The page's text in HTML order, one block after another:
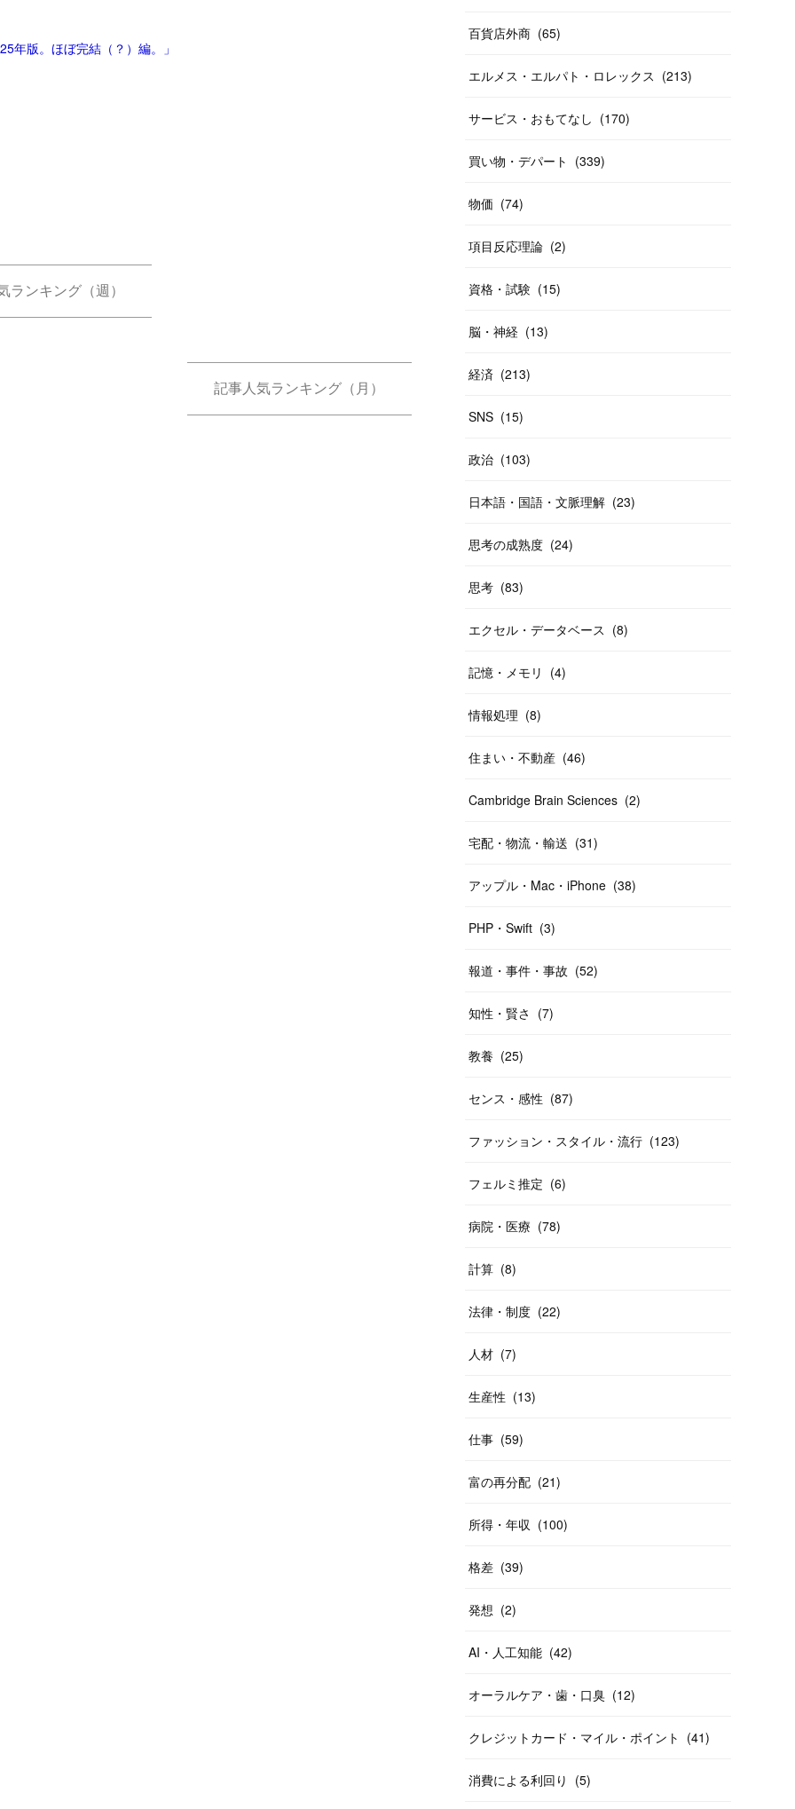
版。ほぼ完結（？）編。」
ランキング（週）
記事人気ランキング（月）
(20
(10
(40
百貨店外商 (65)
エルメス・エルパト・ロレックス (213)
サービス・おもてなし (170)
買い物・デパート (339)
物価 (74)
項目反応理論 (2)
資格・試験 (15)
脳・神経 (13)
経済 (213)
SNS (15)
政治 (103)
日本語・国語・文脈理解 (23)
思考の成熟度 (24)
思考 (83)
エクセル・データベース (8)
記憶・メモリ (4)
情報処理 (8)
住まい・不動産 (46)
Cambridge Brain Sciences (2)
宅配・物流・輸送 (31)
アップル・Mac・iPhone (38)
PHP・Swift (3)
報道・事件・事故 (52)
知性・賢さ (7)
教養 (25)
センス・感性 (87)
ファッション・スタイル・流行 (123)
フェルミ推定 (6)
病院・医療 (78)
計算 (8)
法律・制度 (22)
人材 (7)
生産性 (13)
仕事 (59)
富の再分配 (21)
所得・年収 (100)
格差 (39)
発想 (2)
AI・人工知能 (42)
オーラルケア・歯・口臭 (12)
クレジットカード・マイル・ポイント (41)
消費による利回り (5)